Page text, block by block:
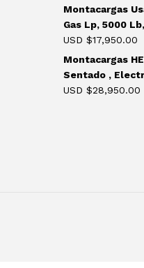
Montacargas
Gas Lp, 5000
USD $17,950.00
Montacargas
Sentado ,
USD $28,950.00